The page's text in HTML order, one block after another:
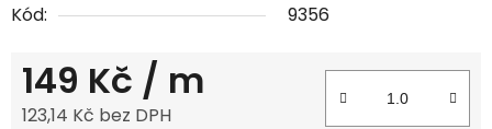
Kód:
9356
149 Kč / m
123,14 Kč bez DPH